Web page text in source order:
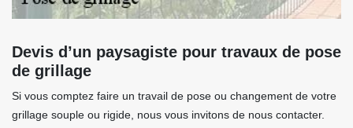
Devis d’un paysagiste pour travaux de pose
de grillage
Si vous comptez faire un travail de pose ou changement de votre
grillage souple ou rigide, nous vous invitons de nous contacter.